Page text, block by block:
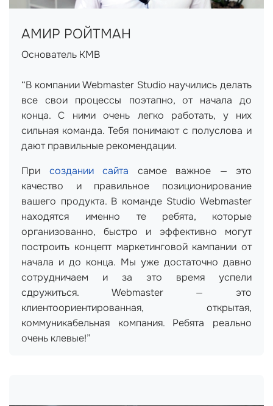
АМИР РОЙТМАН
Основатель KMB
“В компании Webmaster Studio научились делать
все свои процессы поэтапно, от начала до
конца. С ними очень легко работать, у них
сильная команда. Тебя понимают с полуслова и
дают правильные рекомендации.
При создании сайта самое важное — это
качество и правильное позиционирование
вашего продукта. В команде Studio Webmaster
находятся именно те ребята, которые
организованно, быстро и эффективно могут
построить концепт маркетинговой кампании от
начала и до конца. Мы уже достаточно давно
сотрудничаем и за это время успели
сдружиться. Webmaster — это
клиентоориентированная, открытая,
коммуникабельная компания. Ребята реально
очень клевые!”